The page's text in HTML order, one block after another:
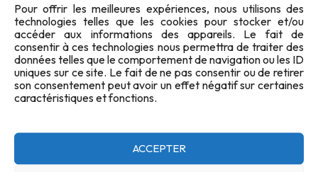
Pour offrir les meilleures expériences, nous utilisons des
technologies telles que les cookies pour stocker et/ou
accéder aux informations des appareils. Le fait de
consentir à ces technologies nous permettra de traiter des
données telles que le comportement de navigation ou les ID
uniques sur ce site. Le fait de ne pas consentir ou de retirer
son consentement peut avoir un effet négatif sur certaines
caractéristiques et fonctions.
ACCEPTER